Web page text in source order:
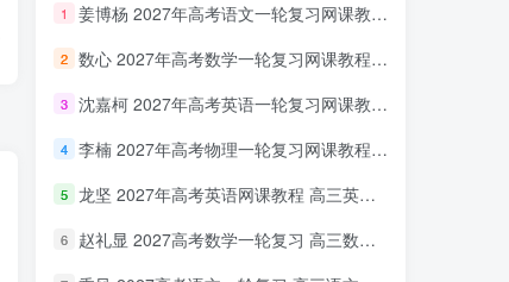
1 姜博杨 2027年高考语文一轮复习网课教程 高三语文 上学期暑假班视频教程 百度网盘下载
2 数心 2027年高考数学一轮复习网课教程 高三数学 上学期暑假班视频教程 百度网盘下载
3 沈嘉柯 2027年高考英语一轮复习网课教程 高三英语 上学期暑假班视频教程 百度网盘下载
4 李楠 2027年高考物理一轮复习网课教程 高三物理 上学期暑假班视频教程 百度网盘下载
5 龙坚 2027年高考英语网课教程 高三英语 一轮复习视频教程 百度网盘下载
6 赵礼显 2027高考数学一轮复习 高三数学 网课视频教程暑假班 百度网盘下载